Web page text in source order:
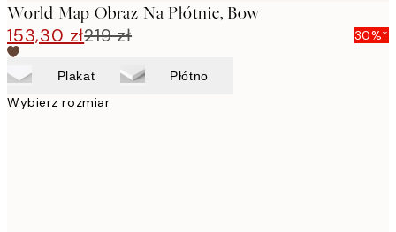
World Map Obraz Na Płótnie, Bow
153,30 zł219 zł 30%*
Plakat Płótno
Wybierz rozmiar